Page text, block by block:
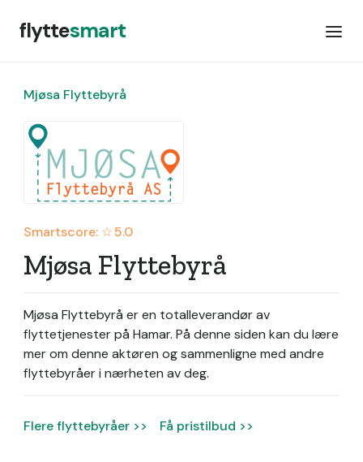
flyttesmart
Mjøsa Flyttebyrå
Smartscore: ☆5.0
Mjøsa Flyttebyrå
Mjøsa Flyttebyrå er en totalleverandør av
flyttetjenester på Hamar. På denne siden kan du lære
mer om denne aktøren og sammenligne med andre
flyttebyråer i nærheten av deg.
Flere flyttebyråer >> Få pristilbud >>